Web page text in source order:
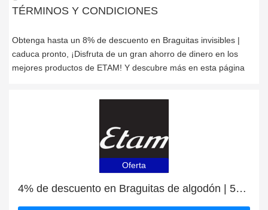
TÉRMINOS Y CONDICIONES
Obtenga hasta un 8% de descuento en Braguitas invisibles |
caduca pronto, ¡Disfruta de un gran ahorro de dinero en los
mejores productos de ETAM! Y descubre más en esta página
Oferta
4% de descuento en Braguitas de algodón | 5% de descuento en la promoción